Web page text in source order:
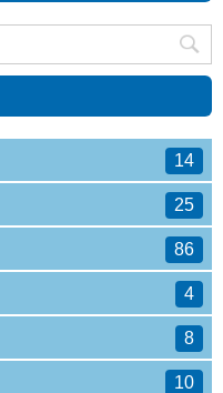
14
25
86
4
8
10